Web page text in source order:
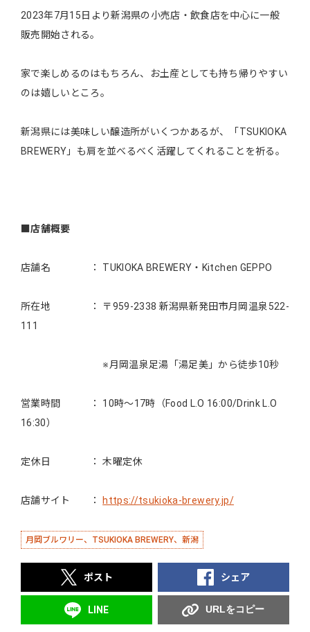
2023年7月15日より新潟県の小売店・飲食店を中心に一般
販売開始される。
家で楽しめるのはもちろん、お土産としても持ち帰りやすい
のは嬉しいところ。
新潟県には美味しい醸造所がいくつかあるが、「TSUKIOKA
BREWERY」も肩を並べるべく活躍してくれることを祈る。
■店舗概要
店舗名 ： TUKIOKA BREWERY・Kitchen GEPPO
所在地 ： 〒959-2338 新潟県新発田市月岡温泉522-
111
※月岡温泉足湯「湯足美」から徒歩10秒
営業時間 ： 10時～17時（Food L.O 16:00/Drink L.O
16:30）
定休日 ： 木曜定休
店舗サイト ： https://tsukioka-brewery.jp/
月岡ブルワリー、TSUKIOKA BREWERY、新潟
ポスト シェア
LINE URLをコピー